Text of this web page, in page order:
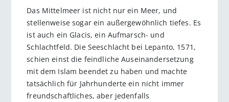
Das Mittelmeer ist nicht nur ein Meer, und
stellenweise sogar ein außergewöhnlich tiefes. Es
ist auch ein Glacis, ein Aufmarsch- und
Schlachtfeld. Die Seeschlacht bei Lepanto, 1571,
schien einst die feindliche Auseinandersetzung
mit dem Islam beendet zu haben und machte
tatsächlich für Jahrhunderte ein nicht immer
freundschaftliches, aber jedenfalls